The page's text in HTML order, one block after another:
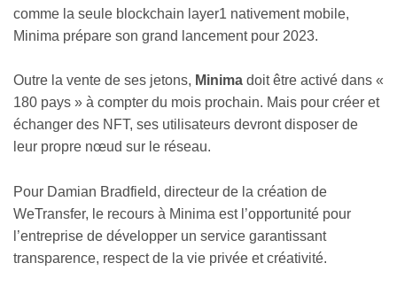
comme la seule blockchain layer1 nativement mobile,
Minima prépare son grand lancement pour 2023.
Outre la vente de ses jetons, Minima doit être activé dans «
180 pays » à compter du mois prochain. Mais pour créer et
échanger des NFT, ses utilisateurs devront disposer de
leur propre nœud sur le réseau.
Pour Damian Bradfield, directeur de la création de
WeTransfer, le recours à Minima est l’opportunité pour
l’entreprise de développer un service garantissant
transparence, respect de la vie privée et créativité.